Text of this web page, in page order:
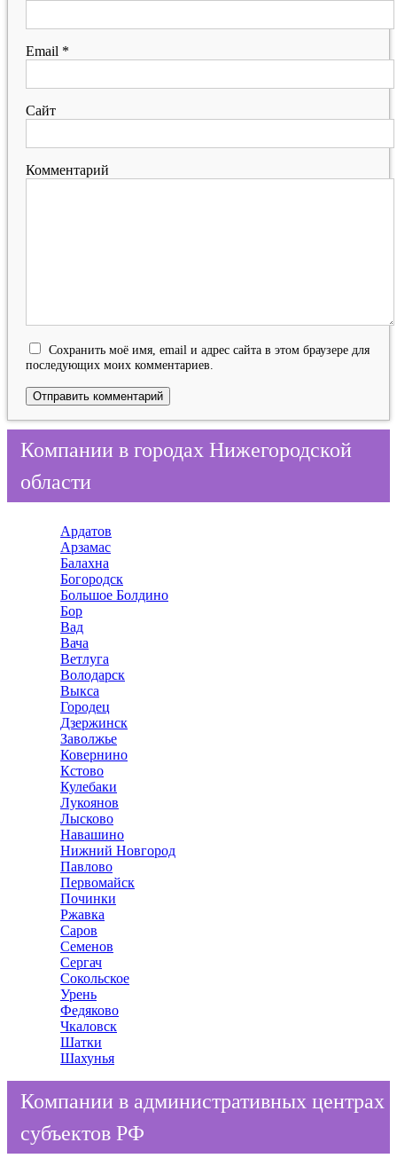
Email *
Сайт
Комментарий
Сохранить моё имя, email и адрес сайта в этом браузере для
последующих моих комментариев.
Компании в городах Нижегородской
области
Ардатов
Арзамас
Балахна
Богородск
Большое Болдино
Бор
Вад
Вача
Ветлуга
Володарск
Выкса
Городец
Дзержинск
Заволжье
Ковернино
Кстово
Кулебаки
Лукоянов
Лысково
Навашино
Нижний Новгород
Павлово
Первомайск
Починки
Ржавка
Саров
Семенов
Сергач
Сокольское
Урень
Федяково
Чкаловск
Шатки
Шахунья
Компании в административных центрах
субъектов РФ